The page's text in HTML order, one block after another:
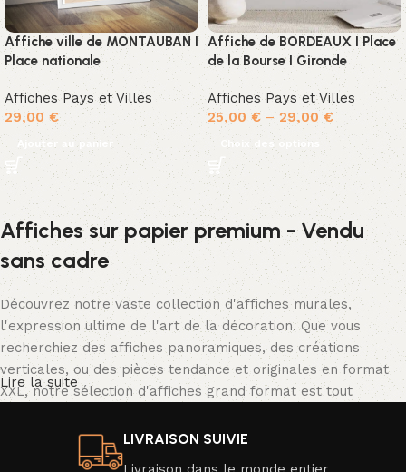
Affiche ville de MONTAUBAN I
Place nationale
Affiches Pays et Villes
29,00 €
Ajouter au panier
Affiche de BORDEAUX I Place
de la Bourse I Gironde
Affiches Pays et Villes
25,00 € – 29,00 €
Choix des options
Affiches sur papier premium - Vendu
sans cadre
Découvrez notre vaste collection d'affiches murales,
l'expression ultime de l'art de la décoration. Que vous
recherchiez des affiches panoramiques, des créations
verticales, ou des pièces tendance et originales en format
XXL, notre sélection d'affiches grand format est tout
Nos affiches se déclinent dans une palette de couleurs
Lire la suite
LIVRAISON SUIVIE